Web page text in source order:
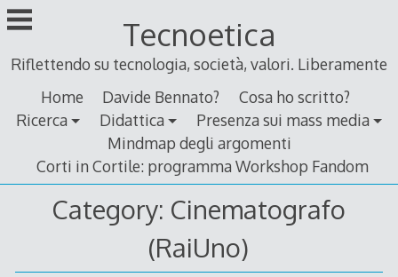
Skip
to
Tecnoetica
Riflettendo su tecnologia, società, valori. Liberamente
Home
Davide Bennato?
Cosa ho scritto?
Ricerca
Didattica
Presenza sui mass media
Mindmap degli argomenti
Corti in Cortile: programma Workshop Fandom
Category: Cinematografo
(RaiUno)